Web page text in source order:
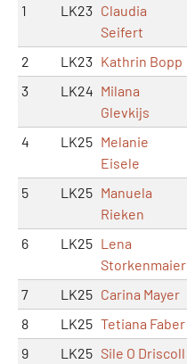
1
LK23 Claudia
Seifert
2 LK23 Kathrin Bopp
3
LK24 Milana
Glevkijs
4 LK25 Melanie
Eisele
5 LK25 Manuela
Rieken
6 LK25 Lena
Storkenmaier
7 LK25 Carina Mayer
8
LK25 Tetiana Faber
9
LK25 Sile O Driscoll